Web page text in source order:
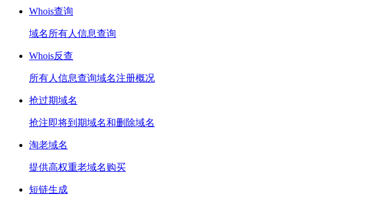
Whois查询
域名所有人信息查询
Whois反查
所有人信息查询域名注册概况
抢过期域名
抢注即将到期域名和删除域名
淘老域名
提供高权重老域名购买
短链生成